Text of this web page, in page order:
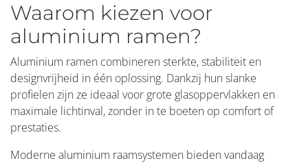
Waarom kiezen voor
aluminium ramen?
Aluminium ramen combineren sterkte, stabiliteit en
designvrijheid in één oplossing. Dankzij hun slanke
profielen zijn ze ideaal voor grote glasoppervlakken en
maximale lichtinval, zonder in te boeten op comfort of
prestaties.
Moderne aluminium raamsystemen bieden vandaag